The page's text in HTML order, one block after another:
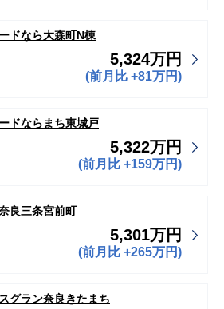
ドなら大森町N棟
5,324万円
(前月比 +81万円)
ドならまち東城戸
5,322万円
(前月比 +159万円)
良三条宮前町
5,301万円
(前月比 +265万円)
グラン奈良きたまち